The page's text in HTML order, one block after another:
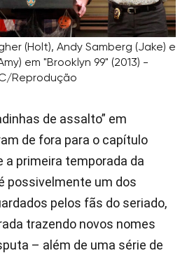
(Holt), Andy Samberg (Jake) e
em "Brooklyn 99" (2013) -
Reprodução
de assalto” em
de fora para o capítulo
a primeira temporada da
possivelmente um dos
pelos fãs do seriado,
trazendo novos nomes
– além de uma série de